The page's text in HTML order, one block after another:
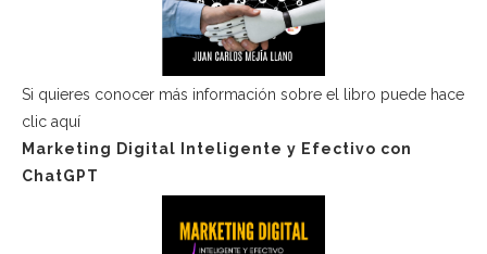
Si quieres conocer más información sobre el libro puede hace
clic aquí
Marketing Digital Inteligente y Efectivo con
ChatGPT